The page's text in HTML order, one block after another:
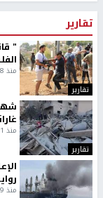
تقارير
تقارير
"
منذ 8 ثواني
تقارير
منذ 11 ثانية
منذ 9 ثواني